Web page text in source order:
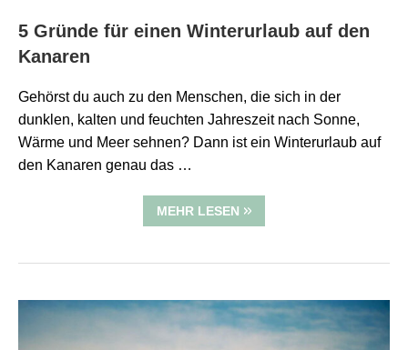
5 Gründe für einen Winterurlaub auf den
Kanaren
Gehörst du auch zu den Menschen, die sich in der
dunklen, kalten und feuchten Jahreszeit nach Sonne,
Wärme und Meer sehnen? Dann ist ein Winterurlaub auf
den Kanaren genau das …
MEHR LESEN